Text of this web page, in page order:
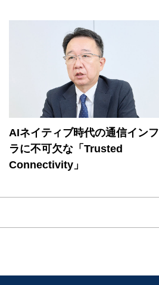
AIネイティブ時代の通信インフ
ラに不可欠な「Trusted
Connectivity」